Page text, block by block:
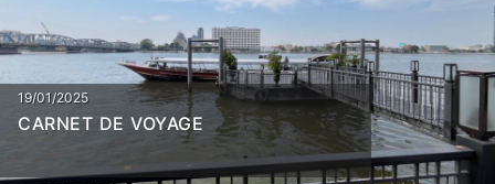
19/01/2025
CARNET DE VOYAGE